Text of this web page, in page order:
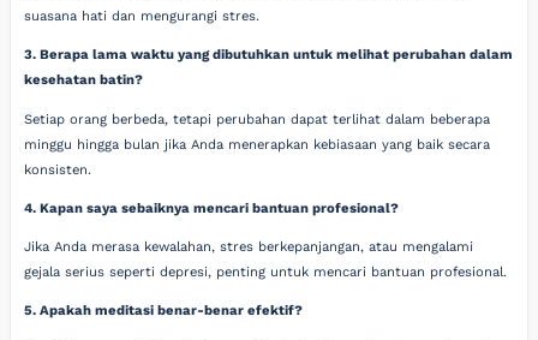
suasana hati dan mengurangi stres.
3. Berapa lama waktu yang dibutuhkan untuk melihat perubahan dalam
kesehatan batin?
Setiap orang berbeda, tetapi perubahan dapat terlihat dalam beberapa
minggu hingga bulan jika Anda menerapkan kebiasaan yang baik secara
konsisten.
4. Kapan saya sebaiknya mencari bantuan profesional?
Jika Anda merasa kewalahan, stres berkepanjangan, atau mengalami
gejala serius seperti depresi, penting untuk mencari bantuan profesional.
5. Apakah meditasi benar-benar efektif?